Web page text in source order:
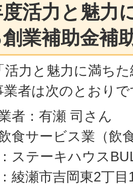
活力と魅力
業補助金補
活力と魅力に満ち
業者は次のとおり
者：有瀬 司さん
食サービス業（飲
ステーキハウス
綾瀬市吉岡東2丁目